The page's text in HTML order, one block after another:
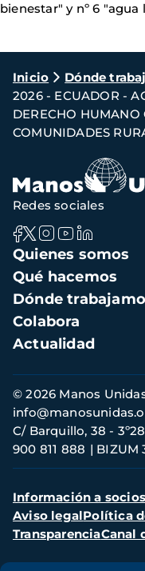
bienestar" y nº 6
Ruta
de
navegación
Inicio Dónde
2026 - ECUADOR -
DERECHO HUMANO
COMUNIDADES
Navegación
principal
Quienes somos
Qué hacemos
Dónde
Colabora
Actualidad
Redes sociales
Información
de
contacto
© 2026 Manos
C/ Barquillo, 38 -
900 811 888
BIZUM
Menú
secundario
Información a socios
Aviso legalPolítica
TransparenciaCanal